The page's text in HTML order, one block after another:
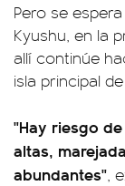
Pero se
Kyushu, en la
allí continúe
isla principal
"Hay riesgo
altas,
abundantes",